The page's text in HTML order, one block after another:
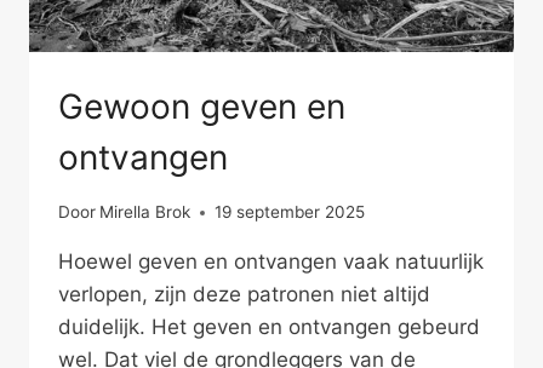
Gewoon geven en
ontvangen
Door Mirella Brok 19 september 2025
Hoewel geven en ontvangen vaak natuurlijk
verlopen, zijn deze patronen niet altijd
duidelijk. Het geven en ontvangen gebeurd
wel. Dat viel de grondleggers van de